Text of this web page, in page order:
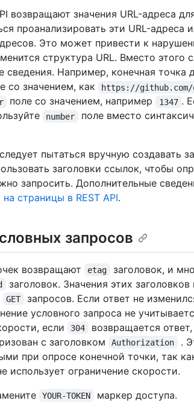
возвращают значения URL-адреса
проанализировать эти URL-адреса
Это может привести к
структура URL. Вместо этого
Например, конечная точка
со значением, как
https://
поле со значением, например 1347 .
number поле вместо
пытаться вручную создавать
заголовки ссылок, чтобы
запросить. Дополнительные
страницы в REST API.
запросов
возвращают etag
заголовок, и
заголовок. Значения этих
GET запросов. Если ответ не
условного запроса не
если
304
возвращается
с заголовком
Authorization
.
при опросе конечной точки, так
использует ограничение скорости.
YOUR-TOKEN
маркер доступа.